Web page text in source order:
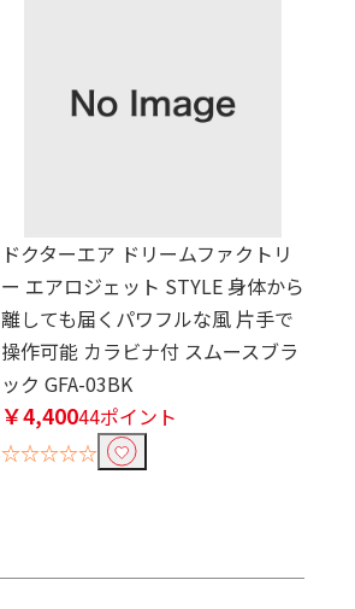
ドクターエア ドリームファクトリ
ー エアロジェット STYLE 身体から
離しても届くパワフルな風 片手で
操作可能 カラビナ付 スムースブラ
ック GFA-03BK
￥4,40044ポイント
☆☆☆☆☆